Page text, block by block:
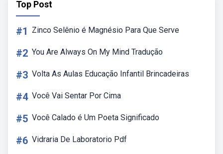
Top Post
#1 Zinco Selênio é Magnésio Para Que Serve
#2 You Are Always On My Mind Tradução
#3 Volta As Aulas Educação Infantil Brincadeiras
#4 Você Vai Sentar Por Cima
#5 Você Calado é Um Poeta Significado
#6 Vidraria De Laboratorio Pdf